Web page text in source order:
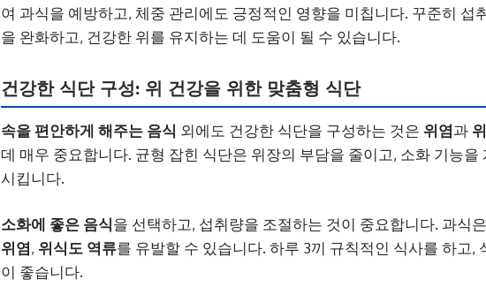
여 과식을 예방하고, 체중 관리에도 긍정적인 영향을 미칩니다. 꾸준히 섭
을 완화하고, 건강한 위를 유지하는 데 도움이 될 수 있습니다.
건강한 식단 구성: 위 건강을 위한 맞춤형 식단
속을 편안하게 해주는 음식 외에도 건강한 식단을 구성하는 것은 위염과
데 매우 중요합니다. 균형 잡힌 식단은 위장의 부담을 줄이고, 소화 기능을
시킵니다.
소화에 좋은 음식을 선택하고, 섭취량을 조절하는 것이 중요합니다. 과식
위염, 위식도 역류를 유발할 수 있습니다. 하루 3끼 규칙적인 식사를 하고,
이 좋습니다.